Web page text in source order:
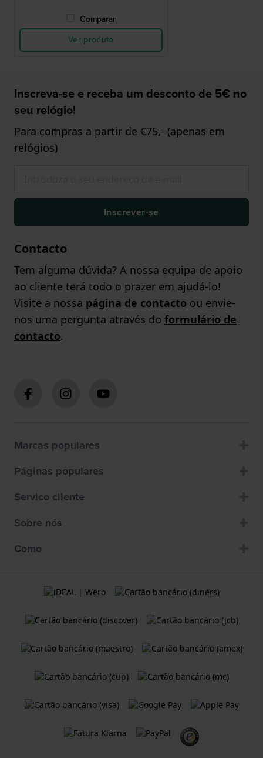
Comparar
Ver produto
Inscreva-se e receba um desconto de 5€ no
seu relógio!
Para compras a partir de €75,- (apenas em
relógios)
Inscrever-se
Contacto
Tem alguma dúvida? A nossa equipa de apoio
ao cliente terá todo o prazer em ajudá-lo!
Visite a nossa página de contacto ou envie-
nos uma pergunta através do formulário de
contacto.
Marcas populares
Páginas populares
Servico cliente
Sobre nós
Como